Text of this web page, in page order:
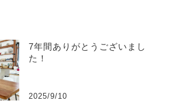
7年間ありがとうございまし
た！
2025/9/10